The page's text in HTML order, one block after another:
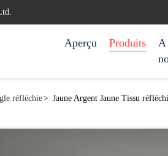
Aperçu Produits
A
réfléchie> Jaune Argent Jaune Tissu